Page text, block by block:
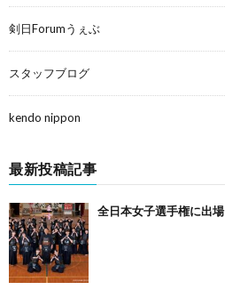
剣日Forumうぇぶ
スタッフブログ
kendo nippon
最新投稿記事
全日本女子選手権に出場